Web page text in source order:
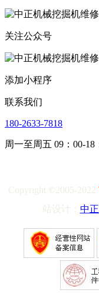
关注公众号
添加小程序
联系我们
180-2633-7818
周一至周五 09：00-18
Copyright © 2005-2022
站设计： 中